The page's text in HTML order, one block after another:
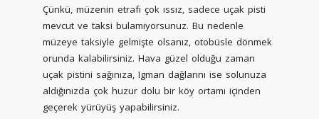
Çünkü, müzenin etrafı çok ıssız, sadece uçak pisti
mevcut ve taksi bulamıyorsunuz. Bu nedenle
müzeye taksiyle gelmişte olsanız, otobüsle dönmek
orunda kalabilirsiniz. Hava güzel olduğu zaman
uçak pistini sağınıza, Igman dağlarını ise solunuza
aldığınızda çok huzur dolu bir köy ortamı içinden
geçerek yürüyüş yapabilirsiniz.